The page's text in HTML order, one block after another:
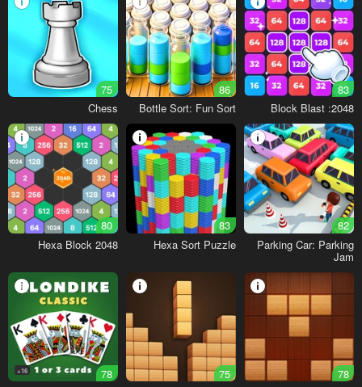
83
2048: Block Blast
86
Bottle Sort: Fun Sort
75
Chess
82
Parking Car: Parking
Jam
83
Hexa Sort Puzzle
80
Hexa Block 2048
78
75
78
16+